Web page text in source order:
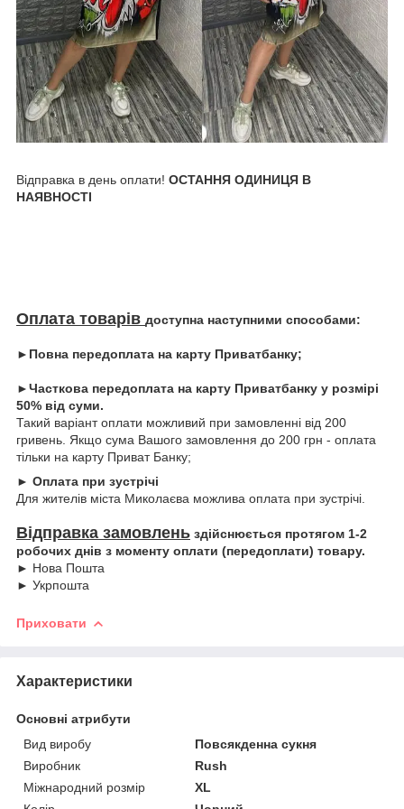
Відправка в день оплати! ОСТАННЯ ОДИНИЦЯ В
НАЯВНОСТІ
Оплата товарів доступна наступними способами:
►Повна передоплата на карту Приватбанку;
►Часткова передоплата на карту Приватбанку у розмірі
50% від суми.
Такий варіант оплати можливий при замовленні від 200
гривень. Якщо сума Вашого замовлення до 200 грн - оплата
тільки на карту Приват Банку;
► Оплата при зустрічі
Для жителів міста Миколаєва можлива оплата при зустрічі.
Відправка замовлень здійснюється протягом 1-2
робочих днів з моменту оплати (передоплати) товару.
► Нова Пошта
► Укрпошта
Приховати
Характеристики
Основні атрибути
Вид виробу
Повсякденна сукня
Виробник
Rush
Міжнародний розмір
XL